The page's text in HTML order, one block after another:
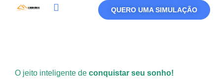
QUERO UMA SIMULAÇÃO
O jeito inteligente de conquistar seu sonho!